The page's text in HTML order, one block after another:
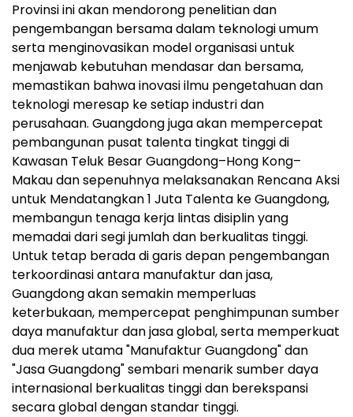
Provinsi ini akan mendorong penelitian dan
pengembangan bersama dalam teknologi umum
serta menginovasikan model organisasi untuk
menjawab kebutuhan mendasar dan bersama,
memastikan bahwa inovasi ilmu pengetahuan dan
teknologi meresap ke setiap industri dan
perusahaan. Guangdong juga akan mempercepat
pembangunan pusat talenta tingkat tinggi di
Kawasan Teluk Besar Guangdong–Hong Kong–
Makau dan sepenuhnya melaksanakan Rencana Aksi
untuk Mendatangkan 1 Juta Talenta ke Guangdong,
membangun tenaga kerja lintas disiplin yang
memadai dari segi jumlah dan berkualitas tinggi.
Untuk tetap berada di garis depan pengembangan
terkoordinasi antara manufaktur dan jasa,
Guangdong akan semakin memperluas
keterbukaan, mempercepat penghimpunan sumber
daya manufaktur dan jasa global, serta memperkuat
dua merek utama "Manufaktur Guangdong" dan
"Jasa Guangdong" sembari menarik sumber daya
internasional berkualitas tinggi dan berekspansi
secara global dengan standar tinggi.